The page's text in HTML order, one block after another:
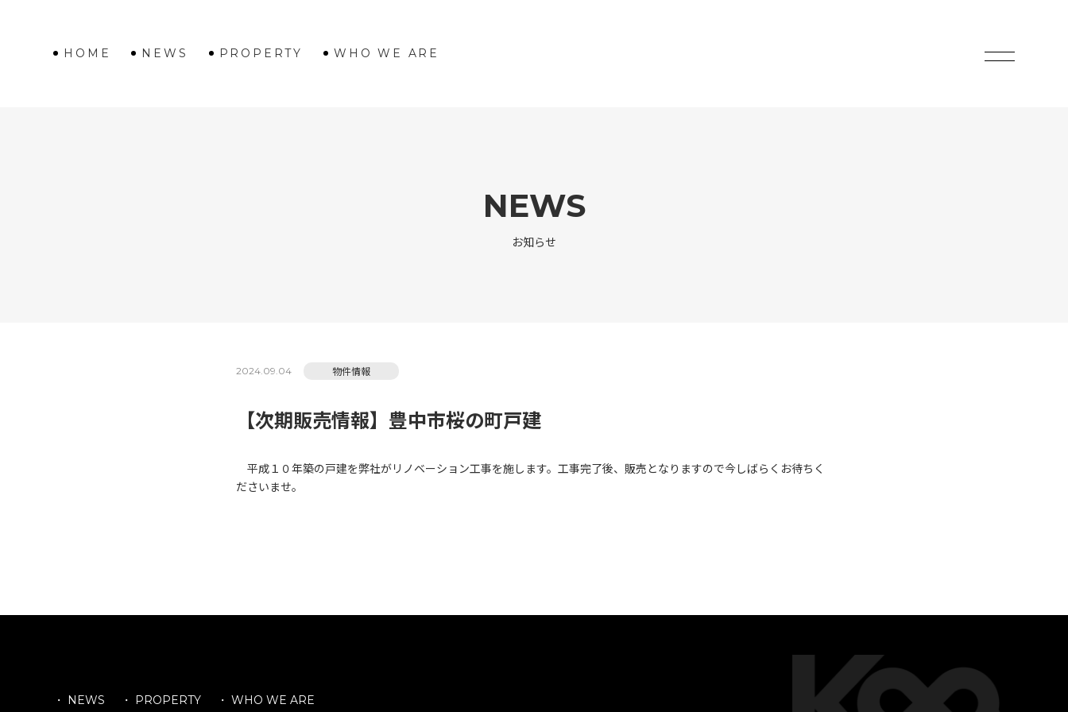
HOME NEWS PROPERTY WHO WE ARE
NEWS
お知らせ
2024.09.04 物件情報
【次期販売情報】豊中市桜の町戸建
平成１０年築の戸建を弊社がリノベーション工事を施します。工事完了後、販売となりますので今しばらくお待ちく
ださいませ。
・ NEWS ・ PROPERTY ・ WHO WE ARE